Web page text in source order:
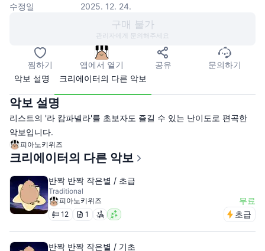
수정일
2025. 12. 24.
구매 불가
관리자에게 문의해주세요
찜하기 앱에서 열기 공유
문의하기
악보 설명
크리에이터의 다른 악보
악보 설명
리스트의 '라 캄파넬라'를 초보자도 즐길 수 있는 난이도로 편곡한
악보입니다.
피아노키위즈
크리에이터의 다른 악보
반짝 반짝 작은별 / 초급
Traditional
피아노키위즈
무료
12 1 초급
반짝 반짝 작은별 / 기초